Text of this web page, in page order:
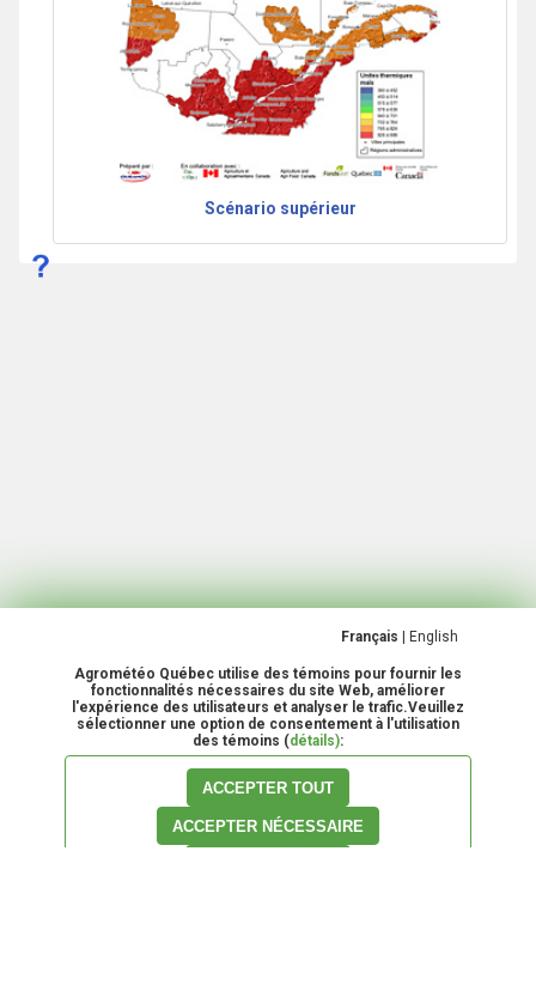
Scénario supérieur
Français English
Agrométéo Québec utilise des témoins pour fournir les
fonctionnalités nécessaires du site Web, améliorer
l'expérience des utilisateurs et analyser le trafic.Veuillez
sélectionner une option de consentement à l'utilisation
des témoins (détails):
ACCEPTER TOUT
ACCEPTER NÉCESSAIRE